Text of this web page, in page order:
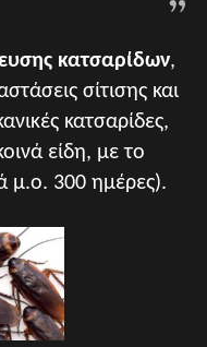
κατσαρίδων,
σίτισης και
κατσαρίδες,
είδη, με το
μ.ο. 300 ημέρες).